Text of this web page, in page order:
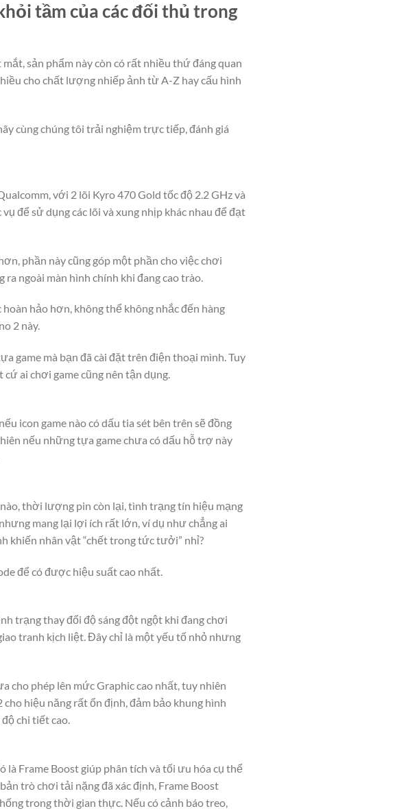
tầm của các đối thủ trong
sản phẩm này còn có rất nhiều thứ đáng quan
cho chất lượng nhiếp ảnh từ A-Z hay cấu hình
cùng chúng tôi trải nghiệm trực tiếp, đánh giá
với 2 lõi Kyro 470 Gold tốc độ 2.2 GHz và
để sử dụng các lõi và xung nhịp khác nhau để đạt
phần này cũng góp một phần cho việc chơi
ngoài màn hình chính khi đang cao trào.
hảo hơn, không thể không nhắc đến hàng
2 này.
game mà bạn đã cài đặt trên điện thoại mình. Tuy
cứ ai chơi game cũng nên tận dụng.
icon game nào có dấu tia sét bên trên sẽ đồng
nếu những tựa game chưa có dấu hỗ trợ này
thời lượng pin còn lại, tình trạng tín hiệu mạng
mang lại lợi ích rất lớn, ví dụ như chẳng ai
khiến nhân vật “chết trong tức tưởi” nhỉ?
để có được hiệu suất cao nhất.
trạng thay đổi độ sáng đột ngột khi đang chơi
tranh kịch liệt. Đây chỉ là một yếu tố nhỏ nhưng
cho phép lên mức Graphic cao nhất, tuy nhiên
hiệu năng rất ổn định, đảm bảo khung hình
chi tiết cao.
Frame Boost giúp phân tích và tối ưu hóa cụ thể
trò chơi tải nặng đã xác định, Frame Boost
trong thời gian thực. Nếu có cảnh báo treo,